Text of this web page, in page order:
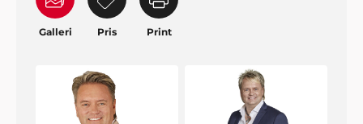
Galleri Pris Print